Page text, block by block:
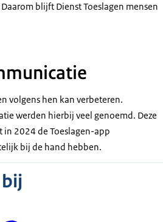
blijft Dienst Toeslagen mensen
volgens hen kan verbeteren.
werden hierbij veel genoemd. Deze
2024 de Toeslagen-app
bij de hand hebben.